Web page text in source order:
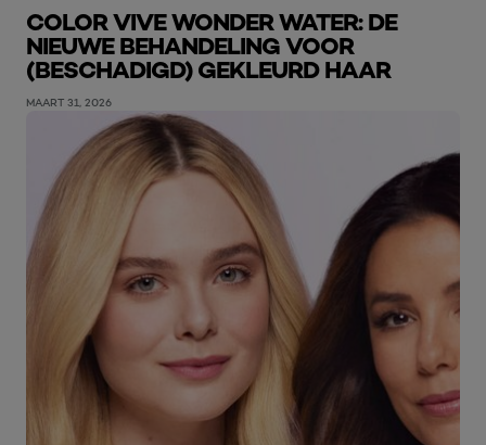
COLOR VIVE WONDER WATER: DE
NIEUWE BEHANDELING VOOR
(BESCHADIGD) GEKLEURD HAAR
MAART 31, 2026